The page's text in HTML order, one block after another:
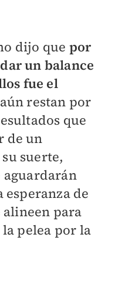
dijo que por
un balance
fue el
restan por
que
de un
suerte,
aguardarán
esperanza de
alineen para
pelea por la